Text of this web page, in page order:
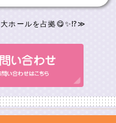
大ホールを占拠😋✨⁉️≫